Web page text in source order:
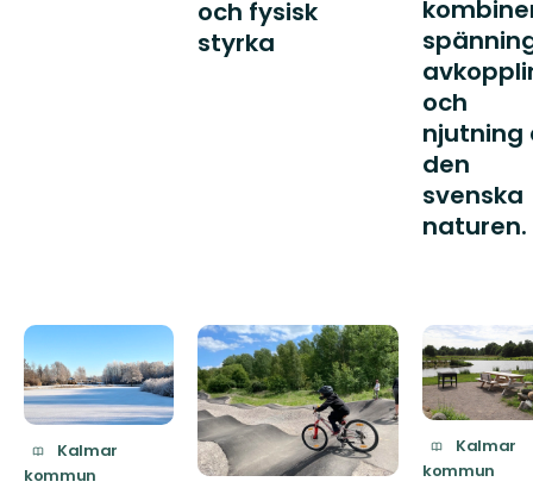
och fysisk
styrka
och
njutning
den
svenska
naturen.
Kalmar
kommun
Kalmar
kommun